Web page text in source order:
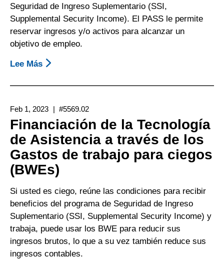
Seguridad de Ingreso Suplementario (SSI,
Supplemental Security Income). El PASS le permite
reservar ingresos y/o activos para alcanzar un
objetivo de empleo.
Lee Más Sobre
De
Tecnología
De
Asistencia
Mediante
Un
Plan
Para
Lograr
La
Autosuficiencia
(PASS,
Plan
Feb 1, 2023 #5569.02
Financiación de la Tecnología
de Asistencia a través de los
Gastos de trabajo para ciegos
(BWEs)
Si usted es ciego, reúne las condiciones para recibir
beneficios del programa de Seguridad de Ingreso
Suplementario (SSI, Supplemental Security Income) y
trabaja, puede usar los BWE para reducir sus
ingresos brutos, lo que a su vez también reduce sus
ingresos contables.